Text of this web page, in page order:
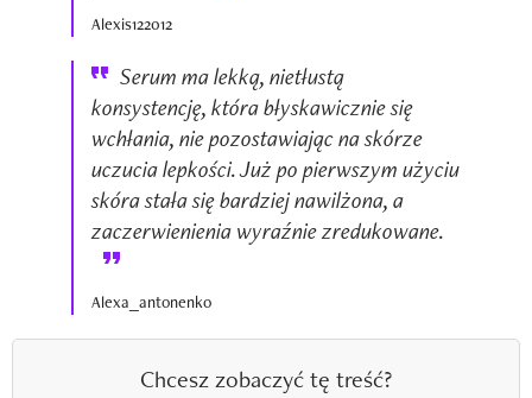
Alexis122012
Serum ma lekką, nietłustą
konsystencję, która błyskawicznie się
wchłania, nie pozostawiając na skórze
uczucia lepkości. Już po pierwszym użyciu
skóra stała się bardziej nawilżona, a
zaczerwienienia wyraźnie zredukowane.
Alexa_antonenko
Chcesz zobaczyć tę treść?